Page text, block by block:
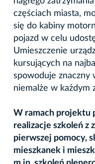
częściach miasta,
się do kabiny
pojazd w celu
Umieszczenie
kursujących na
spowoduje znaczny
niemalże w każdym
W ramach projektu
realizacje szkoleń z
pierwszej pomocy,
mieszkanek i